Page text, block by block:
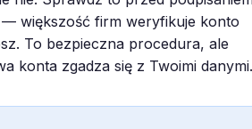
— większość firm weryfikuje konto
To bezpieczna procedura, ale
konta zgadza się z Twoimi danymi.